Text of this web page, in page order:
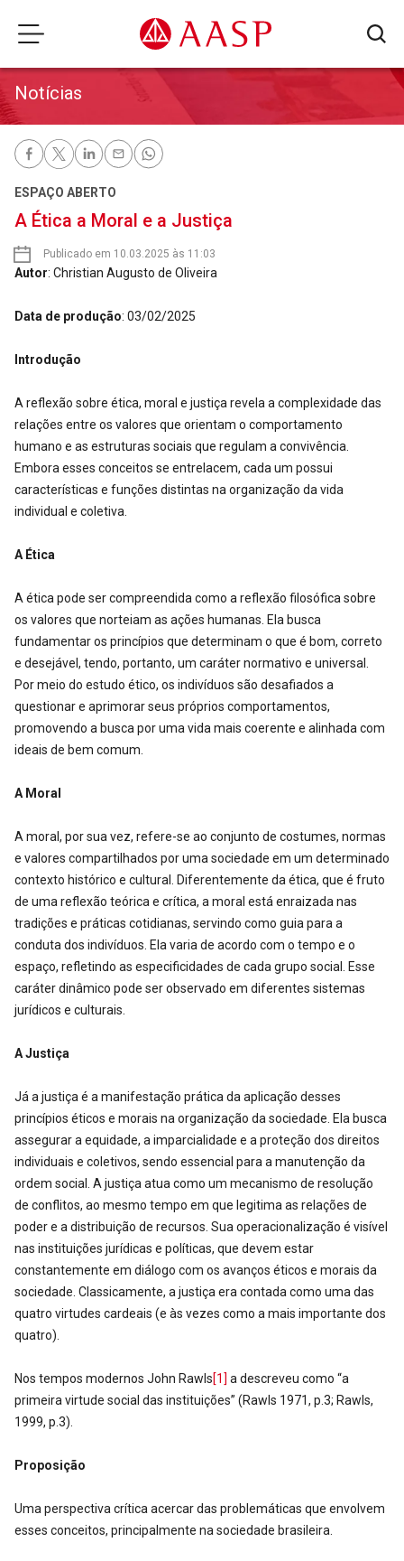
Notícias
ESPAÇO ABERTO
A Ética a Moral e a Justiça
Publicado em 10.03.2025 às 11:03
Autor: Christian Augusto de Oliveira
Data de produção: 03/02/2025
Introdução
A reflexão sobre ética, moral e justiça revela a complexidade das
relações entre os valores que orientam o comportamento
humano e as estruturas sociais que regulam a convivência.
Embora esses conceitos se entrelacem, cada um possui
características e funções distintas na organização da vida
individual e coletiva.
A Ética
A ética pode ser compreendida como a reflexão filosófica sobre
os valores que norteiam as ações humanas. Ela busca
fundamentar os princípios que determinam o que é bom, correto
e desejável, tendo, portanto, um caráter normativo e universal.
Por meio do estudo ético, os indivíduos são desafiados a
questionar e aprimorar seus próprios comportamentos,
promovendo a busca por uma vida mais coerente e alinhada com
ideais de bem comum.
A Moral
A moral, por sua vez, refere-se ao conjunto de costumes, normas
e valores compartilhados por uma sociedade em um determinado
contexto histórico e cultural. Diferentemente da ética, que é fruto
de uma reflexão teórica e crítica, a moral está enraizada nas
tradições e práticas cotidianas, servindo como guia para a
conduta dos indivíduos. Ela varia de acordo com o tempo e o
espaço, refletindo as especificidades de cada grupo social. Esse
caráter dinâmico pode ser observado em diferentes sistemas
jurídicos e culturais.
A Justiça
Já a justiça é a manifestação prática da aplicação desses
princípios éticos e morais na organização da sociedade. Ela busca
assegurar a equidade, a imparcialidade e a proteção dos direitos
individuais e coletivos, sendo essencial para a manutenção da
ordem social. A justiça atua como um mecanismo de resolução
de conflitos, ao mesmo tempo em que legitima as relações de
poder e a distribuição de recursos. Sua operacionalização é visível
nas instituições jurídicas e políticas, que devem estar
constantemente em diálogo com os avanços éticos e morais da
sociedade. Classicamente, a justiça era contada como uma das
quatro virtudes cardeais (e às vezes como a mais importante dos
quatro).
Nos tempos modernos John Rawls[1] a descreveu como “a
primeira virtude social das instituições” (Rawls 1971, p.3; Rawls,
1999, p.3).
Proposição
Uma perspectiva crítica acercar das problemáticas que envolvem
esses conceitos, principalmente na sociedade brasileira.